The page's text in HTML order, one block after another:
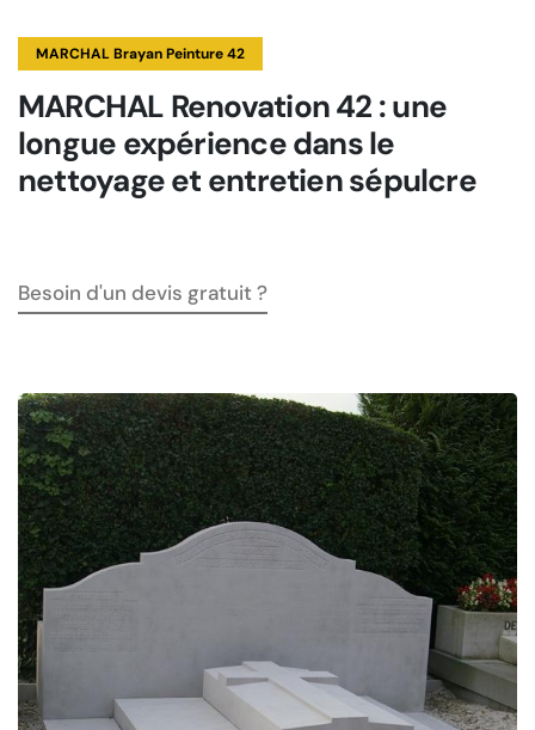
MARCHAL Brayan Peinture 42
MARCHAL Renovation 42 : une
longue expérience dans le
nettoyage et entretien sépulcre
Besoin d'un devis gratuit ?